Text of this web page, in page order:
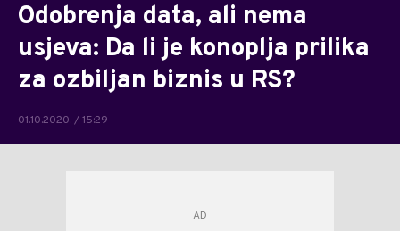
Odobrenja data, ali nema
usjeva: Da li je konoplja prilika
za ozbiljan biznis u RS?
01.10.2020. / 15:29